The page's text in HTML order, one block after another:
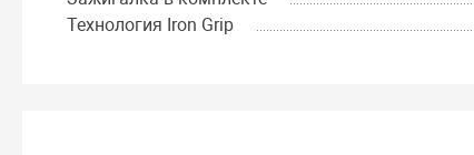
Технология Iron Grip